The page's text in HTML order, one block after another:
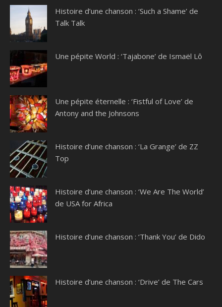
Histoire d’une chanson : ‘Such a Shame’ de
Talk Talk
Une pépite World : ‘Tajabone’ de Ismaël Lô
Une pépite éternelle : ‘Fistful of Love’ de
Antony and the Johnsons
Histoire d’une chanson : ‘La Grange’ de ZZ
Top
Histoire d’une chanson : ‘We Are The World’
de USA for Africa
Histoire d’une chanson : ‘Thank You’ de Dido
Histoire d’une chanson : ‘Drive’ de The Cars